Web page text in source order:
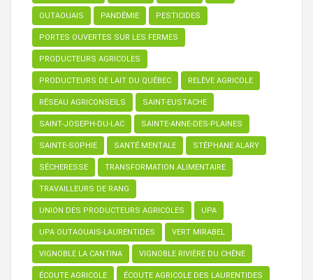
OUTAOUAIS PANDÉMIE PESTICIDES
PORTES OUVERTES SUR LES FERMES
PRODUCTEURS AGRICOLES
PRODUCTEURS DE LAIT DU QUÉBEC RELÈVE AGRICOLE
RÉSEAU AGRICONSEILS SAINT-EUSTACHE
SAINT-JOSEPH-DU-LAC SAINTE-ANNE-DES-PLAINES
SAINTE-SOPHIE SANTÉ MENTALE STÉPHANE ALARY
SÉCHERESSE TRANSFORMATION ALIMENTAIRE
TRAVAILLEURS DE RANG
UNION DES PRODUCTEURS AGRICOLES UPA
UPA OUTAOUAIS-LAURENTIDES VERT MIRABEL
VIGNOBLE LA CANTINA VIGNOBLE RIVIÈRE DU CHÊNE
ÉCOUTE AGRICOLE ÉCOUTE AGRICOLE DES LAURENTIDES